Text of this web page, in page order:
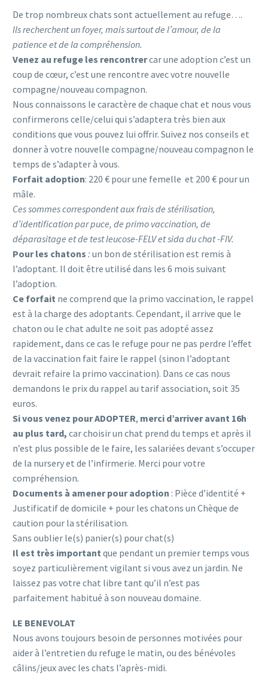
De trop nombreux chats sont actuellement au refuge….
Ils recherchent un foyer, mais surtout de l’amour, de la
patience et de la compréhension.
Venez au refuge les rencontrercar une adoption c’est un
coup de cœur, c’est une rencontre avec votre nouvelle
compagne/nouveau compagnon.
Nous connaissons le caractère de chaque chat et nous vous
confirmerons celle/celui qui s’adaptera très bien aux
conditions que vous pouvez lui offrir. Suivez nos conseils et
donner à votre nouvelle compagne/nouveau compagnon le
temps de s’adapter à vous.
Forfait adoption: 220 € pour une femelle et 200 € pour un
mâle.
Ces sommes correspondent aux frais de stérilisation,
d’identification par puce, de primo vaccination, de
déparasitage et de test leucose-FELV et sida du chat -FIV.
Pour les chatons : un bon de stérilisation est remis à
l’adoptant. Il doit être utilisé dans les 6 mois suivant
l’adoption.
Ce forfait ne comprend que la primo vaccination, le rappel
est à la charge des adoptants. Cependant, il arrive que le
chaton ou le chat adulte ne soit pas adopté assez
rapidement, dans ce cas le refuge pour ne pas perdre l’effet
de la vaccination fait faire le rappel (sinon l’adoptant
devrait refaire la primo vaccination). Dans ce cas nous
demandons le prix du rappel au tarif association, soit 35
euros.
Si vous venez pour ADOPTER, merci d’arriver avant 16h
au plus tard, car choisir un chat prend du temps et après il
n’est plus possible de le faire, les salariées devant s’occuper
de la nursery et de l’infirmerie. Merci pour votre
compréhension.
Documents à amener pour adoption : Pièce d’identité +
Justificatif de domicile + pour les chatons un Chèque de
caution pour la stérilisation.
Sans oublier le(s) panier(s) pour chat(s)
Il est très important que pendant un premier temps vous
soyez particulièrement vigilant si vous avez un jardin. Ne
laissez pas votre chat libre tant qu’il n’est pas
parfaitement habitué à son nouveau domaine.
LE BENEVOLAT
Nous avons toujours besoin de personnes motivées pour
aider à l’entretien du refuge le matin, ou des bénévoles
câlins/jeux avec les chats l’après-midi.